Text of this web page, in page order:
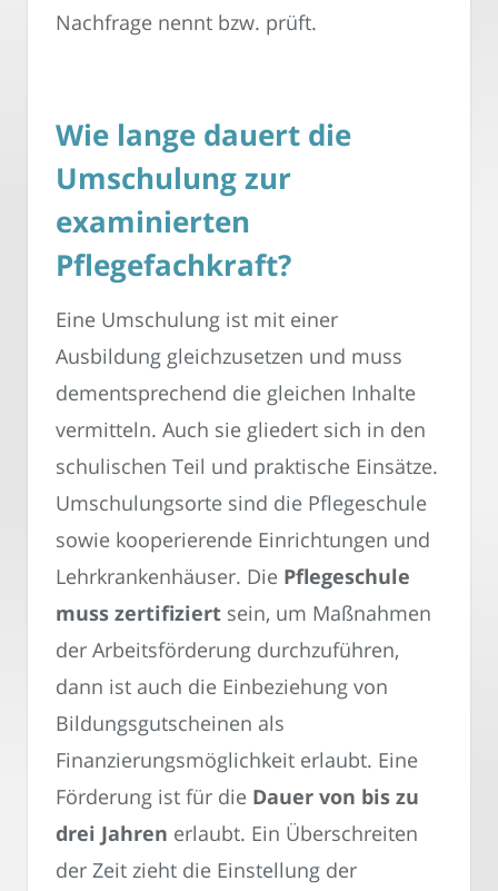
Nachfrage nennt bzw. prüft.
Wie lange dauert die
Umschulung zur
examinierten
Pflegefachkraft?
Eine Umschulung ist mit einer
Ausbildung gleichzusetzen und muss
dementsprechend die gleichen Inhalte
vermitteln. Auch sie gliedert sich in den
schulischen Teil und praktische Einsätze.
Umschulungsorte sind die Pflegeschule
sowie kooperierende Einrichtungen und
Lehrkrankenhäuser. Die Pflegeschule
muss zertifiziert sein, um Maßnahmen
der Arbeitsförderung durchzuführen,
dann ist auch die Einbeziehung von
Bildungsgutscheinen als
Finanzierungsmöglichkeit erlaubt. Eine
Förderung ist für die Dauer von bis zu
drei Jahren erlaubt. Ein Überschreiten
der Zeit zieht die Einstellung der